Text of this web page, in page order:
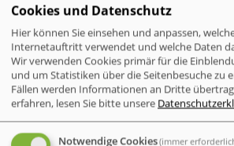
Cyber-Kriminelle missbrauchen
für Phishing-Angriffe
Cookies und Datenschutz
Hier können Sie einsehen und anpassen,
Internetauftritt verwendet und welche Daten
Wir verwenden Cookies primär für die
und um Statistiken über die Seitenbesuche zu
Fällen werden Informationen an Dritte
erfahren, lesen Sie bitte unsere
Notwendige Cookies(immer